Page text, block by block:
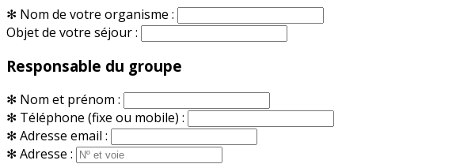
✻ Nom de votre organisme :
Objet de votre séjour :
Responsable du groupe
✻ Nom et prénom :
✻ Téléphone (fixe ou mobile) :
✻ Adresse email :
✻ Adresse :